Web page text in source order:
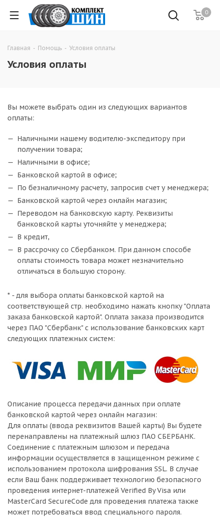
0
Главная - Помощь - Условия оплаты
Условия оплаты
Вы можете выбрать один из следующих вариантов
оплаты:
Наличными нашему водителю-экспедитору при
получении товара;
Наличными в офисе;
Банковской картой в офисе;
По безналичному расчету, запросив счет у менеджера;
Банковской картой через онлайн магазин;
Переводом на банковскую карту. Реквизиты
банковской карты уточняйте у менеджера;
В кредит,
В рассрочку со Сбербанком. При данном способе
оплаты стоимость товара может незначительно
отличаться в большую сторону.
* - для выбора оплаты банковской картой на
соответствующей стр. необходимо нажать кнопку "Оплата
заказа банковской картой". Оплата заказа производится
через ПАО "Сбербанк" с использование банковских карт
следующих платежных систем:
Описание процесса передачи данных при оплате
банковской картой через онлайн магазин:
Для оплаты (ввода реквизитов Вашей карты) Вы будете
перенаправлены на платежный шлюз ПАО СБЕРБАНК.
Соединение с платежным шлюзом и передача
информации осуществляется в защищенном режиме с
использованием протокола шифрования SSL. В случае
если Ваш банк поддерживает технологию безопасного
проведения интернет-платежей Verified By Visa или
MasterCard SecureCode для проведения платежа также
может потребоваться ввод специального пароля.